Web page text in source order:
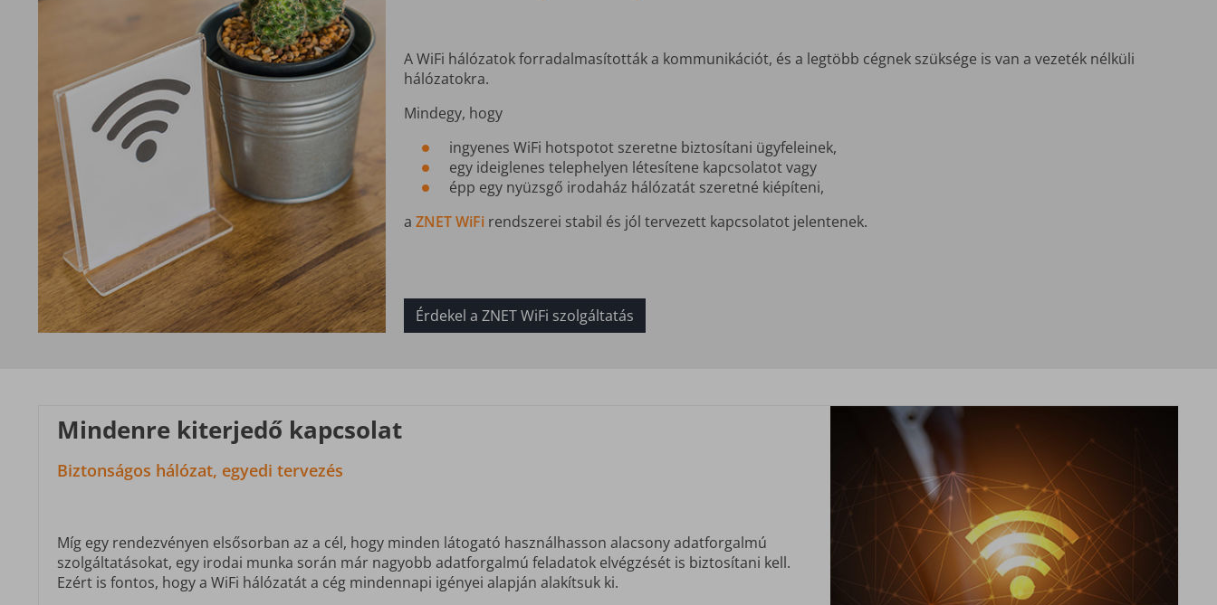
A WiFi hálózatok forradalmasították a kommunikációt, és a legtöbb cégnek szüksége is van a vezeték nélküli
hálózatokra.
Mindegy, hogy
ingyenes WiFi hotspotot szeretne biztosítani ügyfeleinek,
egy ideiglenes telephelyen létesítene kapcsolatot vagy
épp egy nyüzsgő irodaház hálózatát szeretné kiépíteni,
aZNET WiFi rendszerei stabil és jól tervezett kapcsolatot jelentenek.
Érdekel a ZNET WiFi szolgáltatás
Mindenre kiterjedő kapcsolat
Biztonságos hálózat, egyedi tervezés
Míg egy rendezvényen elsősorban az a cél, hogy minden látogató használhasson alacsony adatforgalmú
szolgáltatásokat, egy irodai munka során már nagyobb adatforgalmú feladatok elvégzését is biztosítani kell.
Ezért is fontos, hogy a WiFi hálózatát a cég mindennapi igényei alapján alakítsuk ki.